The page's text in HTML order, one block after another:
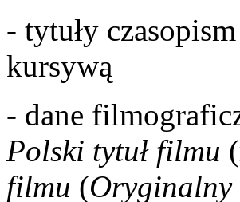
- tytuły
kursywą
- dane
Polski tytuł filmu
filmu (Oryginalny